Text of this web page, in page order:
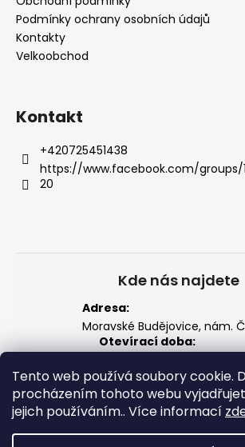
Tento web používá soubory cookie.
procházením tohoto webu
jejich používáním.. Více informací
Podmínky ochrany osobních údajů
Kontakty
Velkoobchod
Kontakt
+420725451438
https://www.facebook.com/groups/
20
Kde nás najdete
Adresa:
Moravské Budějovice, nám.
Otevírací doba:
So: 8:00 – 12:00
Zobrazit na mapě